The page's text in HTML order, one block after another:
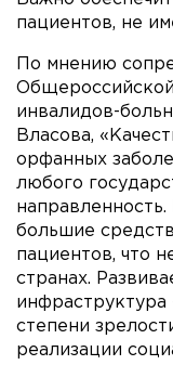
пациентов, не
По мнению
инвалидов-
Власова,
орфанных
любого
большие
пациентов, что
странах.
степени
реализации